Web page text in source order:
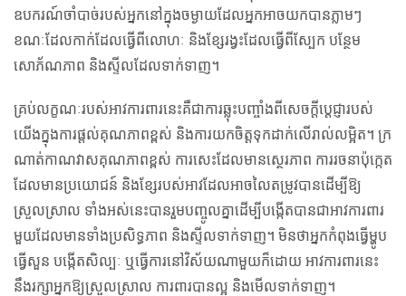
ឧបករណ៍ចាំបាច់របស់អ្នកនៅក្នុងចម្ងាយដែលអ្នកអាចយកបានភ្លាមៗ
ខណៈដែលកាក់ដែលធ្វើពីលោហៈ និងខ្សែរង្វះដែលធ្វើពីស្បែក បន្ថែម
សោភ័ណភាព និងស្ទីលដែលទាក់ទាញ។
គ្រប់លក្ខណៈរបស់អាវការពារនេះគឺជាការឆ្លុះបញ្ចាំងពីសេចក្តីប្តេជ្ញារបស់
យើងក្នុងការផ្តល់គុណភាពខ្ពស់ និងការយកចិត្តទុកដាក់លើរាល់លម្អិត។ ក្រ
ណាត់កាណវាសគុណភាពខ្ពស់ ការសេះដែលមានស្ថេរភាព ការរចនាប៉ុក្កេត
ដែលមានប្រយោជន៍ និងខ្សែរបស់អាវដែលអាចលៃតម្រូវបានដើម្បីឱ្យ
ស្រួលស្រាល ទាំងអស់នេះបានរួមបញ្ចូលគ្នាដើម្បីបង្កើតបានជាអាវការពារ
មួយដែលមានទាំងប្រសិទ្ធភាព និងស្ទីលទាក់ទាញ។ មិនថាអ្នកកំពុងធ្វើម្ហូប
ធ្វើសួន បង្កើតសិល្បៈ ឬធ្វើការនៅវិស័យណាមួយក៏ដោយ អាវការពារនេះ
នឹងរក្សាអ្នកឱ្យស្រួលស្រាល ការពារបានល្អ និងមើលទាក់ទាញ។